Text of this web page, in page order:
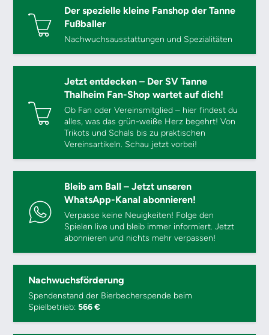
Der spezielle kleine Fanshop der Tanne
Fußballer
Nachwuchsausstattungen und Spezialitäten
Jetzt entdecken – Der SV Tanne
Thalheim Fan-Shop wartet auf dich!
Ob Fan oder Vereinsmitglied – hier findest du
alles, was das grün-weiße Herz begehrt! Von
Trikots und Schals bis zu praktischen
Vereinsartikeln. Schau jetzt vorbei!
Bleib am Ball – Jetzt unseren
WhatsApp-Kanal abonnieren!
Verpasse keine Neuigkeiten! Folge den
Spielen live und bleib immer informiert. Jetzt
abonnieren und nichts mehr verpassen!
Nachwuchsförderung
Spendenstand der Bierbecherspende beim
Spielbetrieb:566 €